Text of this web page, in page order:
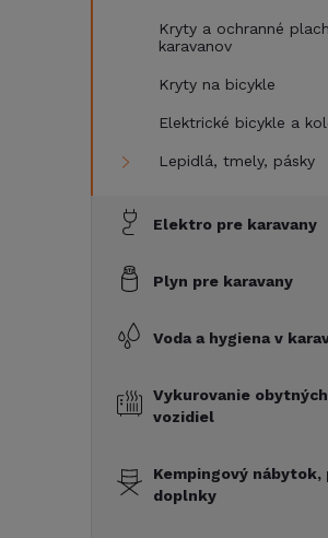
Kryty a ochranné
karavanov
Kryty na bicykle
Elektrické bicykle a
Lepidlá, tmely, pásky
Elektro pre karavany
Plyn pre karavany
Voda a hygiena v
Vykurovanie obytných
vozidiel
Kempingový nábytok,
doplnky